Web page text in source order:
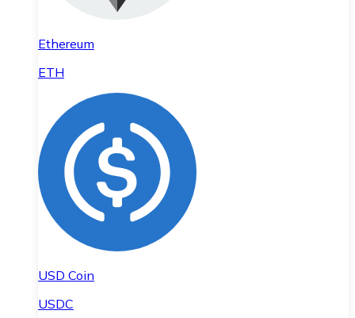
Ethereum
ETH
USD Coin
USDC